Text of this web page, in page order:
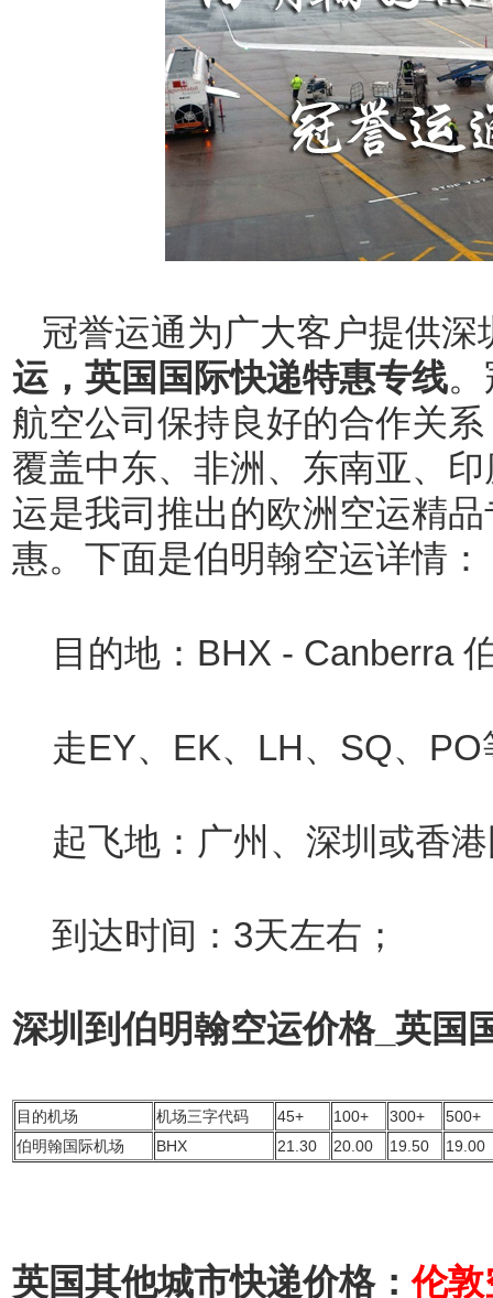
冠誉运通为广大客户提供深
运 ， 英国国际快递特惠专线
航空公司保持良好的合作关
覆盖中东、非洲、东南亚、
运是我司推出的欧洲空运精
惠。下面是伯明翰空运详情：
目的地：BHX - Canberra
走EY、EK、LH、SQ、PO
起飞地：广州、深圳或香
到达时间：3天左右；
深圳到伯明翰空运价格_英国
目的机场 机场三字代码 45+ 100+ 300+
500+
伯明翰国际机场
BHX 21.30 20.00 19.50 19.00
英国其他城市快递价格：伦敦